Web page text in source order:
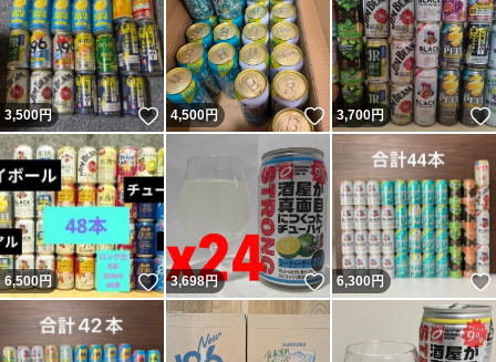
3,500円 いいね！
4,500円 いいね！
3,700円
6,500円 いいね！
3,698円 いいね！
6,300円